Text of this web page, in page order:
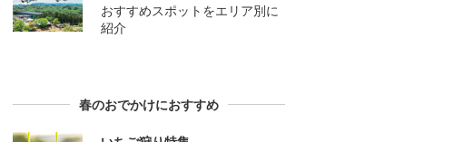
おすすめスポットをエリア別に
紹介
春のおでかけにおすすめ